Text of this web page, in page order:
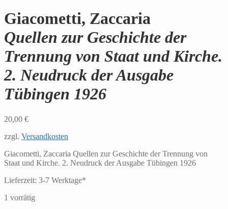
Giacometti, Zaccaria
Quellen zur Geschichte der
Trennung von Staat und Kirche.
2. Neudruck der Ausgabe
Tübingen 1926
20,00 €
zzgl. Versandkosten
Giacometti, Zaccaria Quellen zur Geschichte der Trennung von
Staat und Kirche. 2. Neudruck der Ausgabe Tübingen 1926
Lieferzeit: 3-7 Werktage*
1 vorrätig